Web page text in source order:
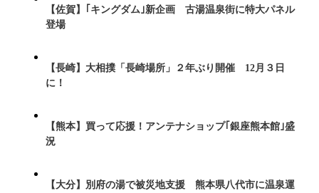
【佐賀】｢キングダム｣新企画 古湯温泉街に特大パネル
登場
【長崎】大相撲「長崎場所」２年ぶり開催 12月３日
に！
【熊本】買って応援！アンテナショップ｢銀座熊本館｣盛
況
【大分】別府の湯で被災地支援 熊本県八代市に温泉運